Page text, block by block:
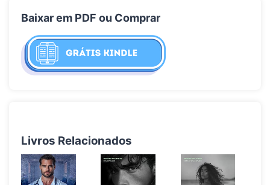
Baixar em PDF ou Comprar
Livros Relacionados